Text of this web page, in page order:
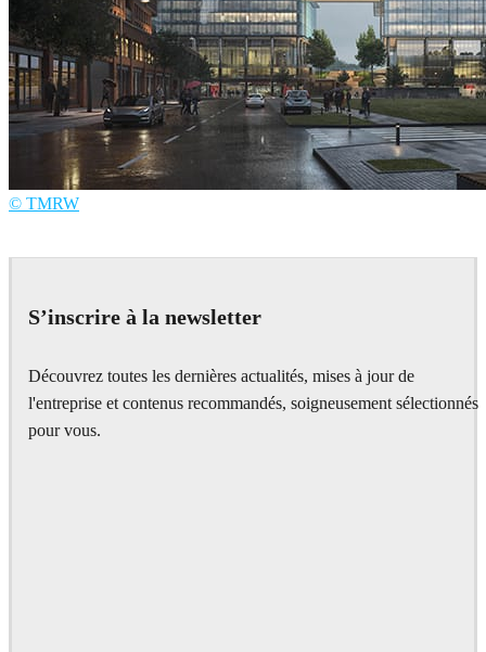
© TMRW
S’inscrire à la newsletter
Découvrez toutes les dernières actualités, mises à jour de
l'entreprise et contenus recommandés, soigneusement sélectionnés
pour vous.